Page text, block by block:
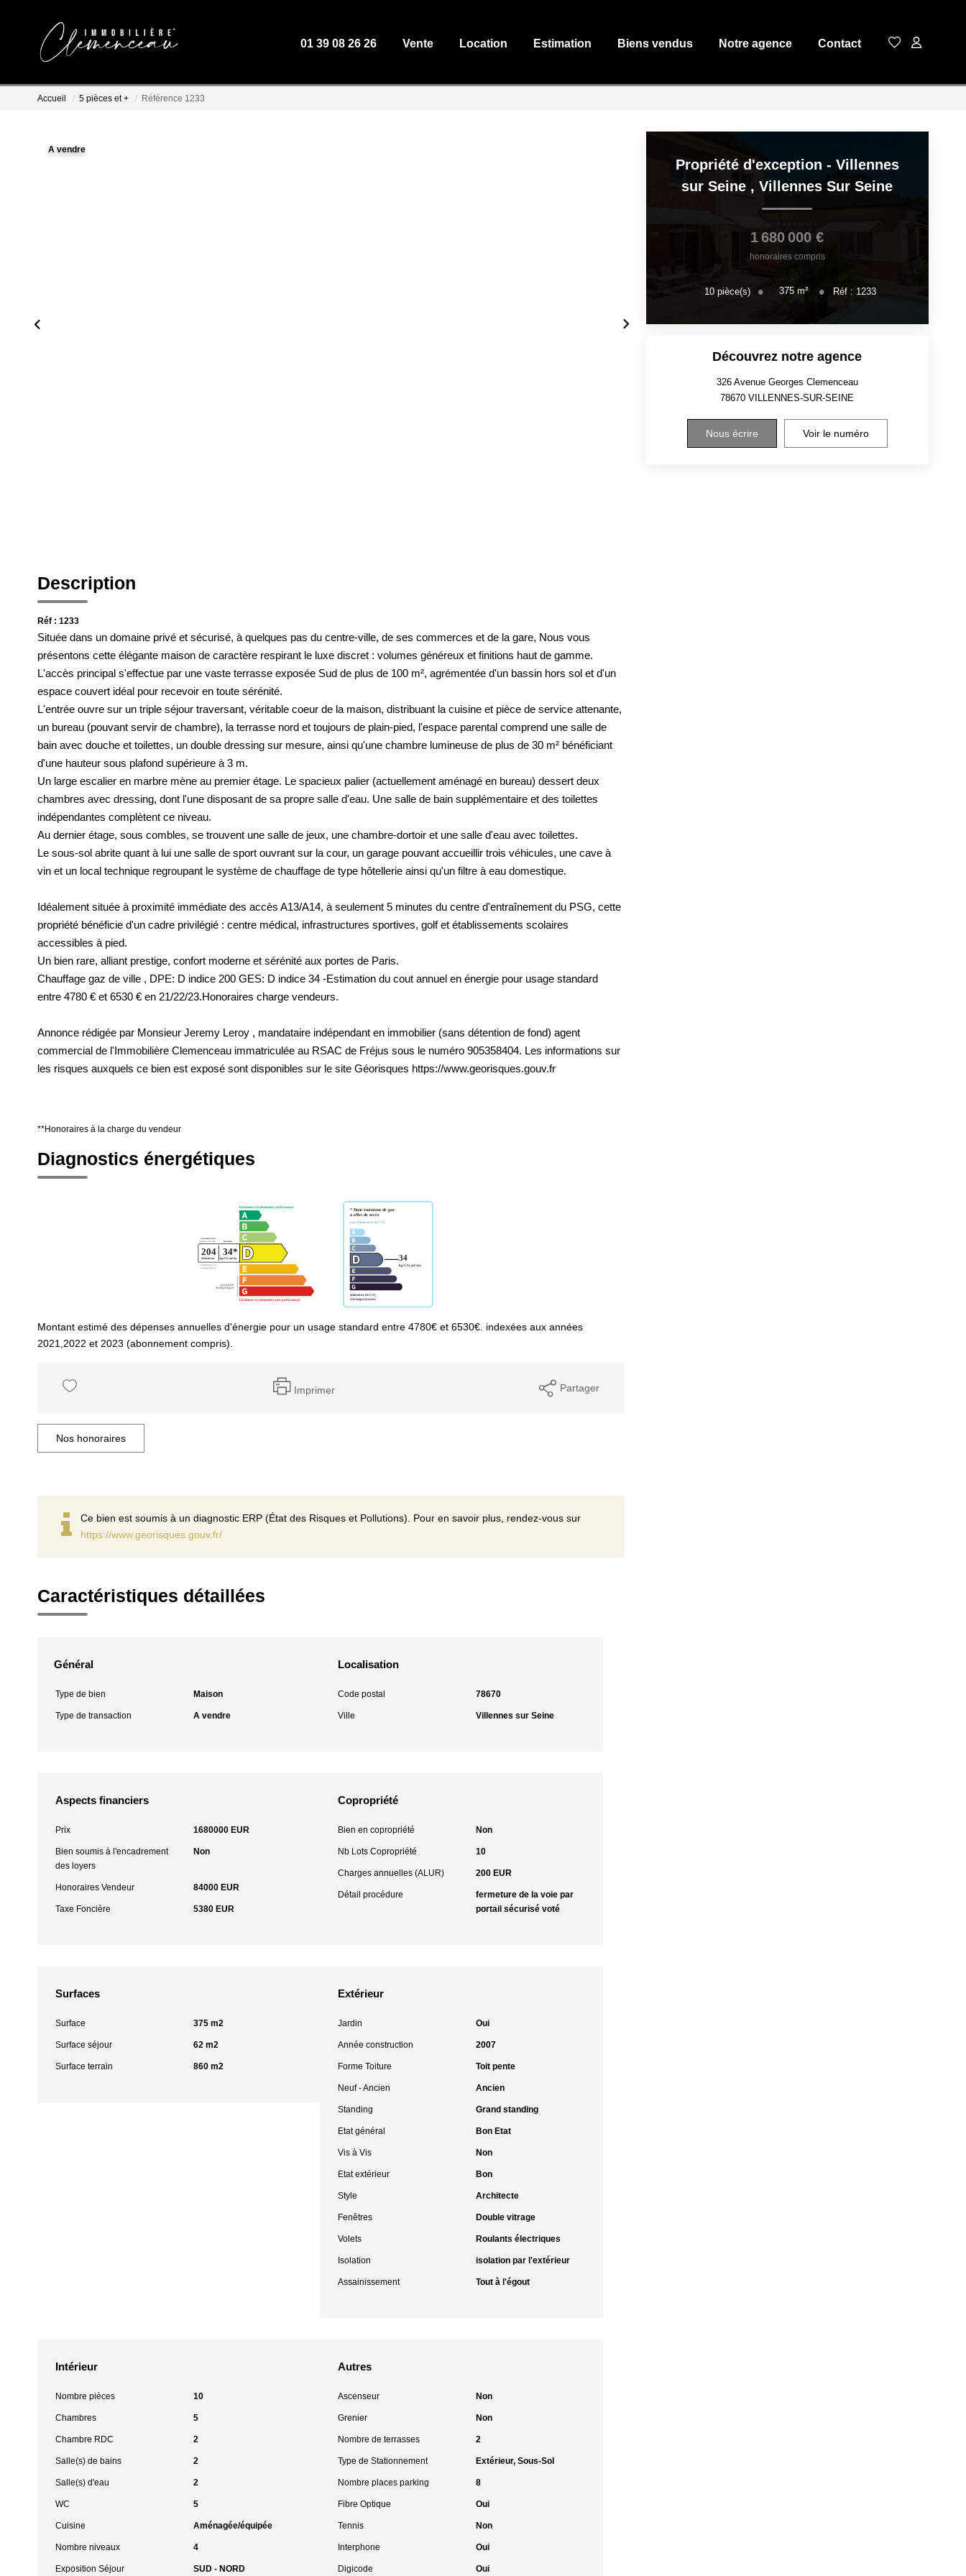
01 39 08 26 26 Vente Location Estimation Biens vendus Notre agence Contact
Accueil 5 pièces et + Référence 1233
A vendre
Description
Réf : 1233
Située dans un domaine privé et sécurisé, à quelques pas du centre-ville, de ses commerces et de la gare, Nous vous
présentons cette élégante maison de caractère respirant le luxe discret : volumes généreux et finitions haut de gamme.
L'accès principal s'effectue par une vaste terrasse exposée Sud de plus de 100 m², agrémentée d'un bassin hors sol et d'un
espace couvert idéal pour recevoir en toute sérénité.
L'entrée ouvre sur un triple séjour traversant, véritable coeur de la maison, distribuant la cuisine et pièce de service attenante,
un bureau (pouvant servir de chambre), la terrasse nord et toujours de plain-pied, l'espace parental comprend une salle de
bain avec douche et toilettes, un double dressing sur mesure, ainsi qu'une chambre lumineuse de plus de 30 m² bénéficiant
d'une hauteur sous plafond supérieure à 3 m.
Un large escalier en marbre mène au premier étage. Le spacieux palier (actuellement aménagé en bureau) dessert deux
chambres avec dressing, dont l'une disposant de sa propre salle d'eau. Une salle de bain supplémentaire et des toilettes
indépendantes complètent ce niveau.
Au dernier étage, sous combles, se trouvent une salle de jeux, une chambre-dortoir et une salle d'eau avec toilettes.
Le sous-sol abrite quant à lui une salle de sport ouvrant sur la cour, un garage pouvant accueillir trois véhicules, une cave à
vin et un local technique regroupant le système de chauffage de type hôtellerie ainsi qu'un filtre à eau domestique.
Idéalement située à proximité immédiate des accès A13/A14, à seulement 5 minutes du centre d'entraînement du PSG, cette
propriété bénéficie d'un cadre privilégié : centre médical, infrastructures sportives, golf et établissements scolaires
accessibles à pied.
Un bien rare, alliant prestige, confort moderne et sérénité aux portes de Paris.
Chauffage gaz de ville , DPE: D indice 200 GES: D indice 34 -Estimation du cout annuel en énergie pour usage standard
entre 4780 € et 6530 € en 21/22/23.Honoraires charge vendeurs.
Annonce rédigée par Monsieur Jeremy Leroy , mandataire indépendant en immobilier (sans détention de fond) agent
commercial de l'Immobilière Clemenceau immatriculée au RSAC de Fréjus sous le numéro 905358404. Les informations sur
les risques auxquels ce bien est exposé sont disponibles sur le site Géorisques https://www.georisques.gouv.fr
**Honoraires à la charge du vendeur
Diagnostics énergétiques
Montant estimé des dépenses annuelles d'énergie pour un usage standard entre 4780€ et 6530€. indexées aux années
2021,2022 et 2023 (abonnement compris).
Imprimer Partager
Nos honoraires
Ce bien est soumis à un diagnostic ERP (État des Risques et Pollutions). Pour en savoir plus, rendez-vous sur
https://www.georisques.gouv.fr/
Caractéristiques détaillées
Général
Type de bien Maison
Type de transaction A vendre
Localisation
Code postal 78670
Ville Villennes sur Seine
Aspects financiers
Prix 1680000 EUR
Bien soumis à l'encadrement
des loyers
Non
Honoraires Vendeur 84000 EUR
Taxe Foncière 5380 EUR
Copropriété
Bien en copropriété Non
Nb Lots Copropriété 10
Charges annuelles (ALUR) 200 EUR
Détail procédure
fermeture de la voie par
portail sécurisé voté
Surfaces
Surface 375 m2
Surface séjour 62 m2
Surface terrain 860 m2
Extérieur
Jardin Oui
Année construction 2007
Forme Toiture Toit pente
Neuf - Ancien Ancien
Standing Grand standing
Etat général Bon Etat
Vis à Vis Non
Etat extérieur Bon
Style Architecte
Fenêtres Double vitrage
Volets Roulants électriques
Isolation isolation par l'extérieur
Assainissement Tout à l'égout
Intérieur
Nombre pièces 10
Chambres 5
Chambre RDC 2
Salle(s) de bains 2
Salle(s) d'eau 2
WC 5
Cuisine Aménagée/équipée
Nombre niveaux 4
Exposition Séjour SUD - NORD
Autres
Ascenseur Non
Grenier Non
Nombre de terrasses 2
Type de Stationnement Extérieur, Sous-Sol
Nombre places parking 8
Fibre Optique Oui
Tennis Non
Interphone Oui
Digicode Oui
Propriété d'exception - Villennes
sur Seine ,Villennes Sur Seine
1 680 000 €
honoraires compris
10 pièce(s) 375 m² Réf : 1233
Découvrez notre agence
326 Avenue Georges Clemenceau
78670VILLENNES-SUR-SEINE
Nous écrire Voir le numéro